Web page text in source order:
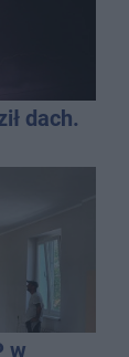
dach.
w